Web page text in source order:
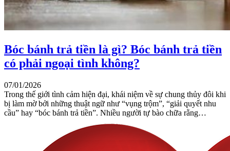
Bóc bánh trả tiền là gì? Bóc bánh trả tiền
có phải ngoại tình không?
07/01/2026
Trong thế giới tình cảm hiện đại, khái niệm về sự chung thủy đôi khi
bị làm mờ bởi những thuật ngữ như “vụng trộm”, “giải quyết nhu
cầu” hay “bóc bánh trả tiền”. Nhiều người tự bào chữa rằng…